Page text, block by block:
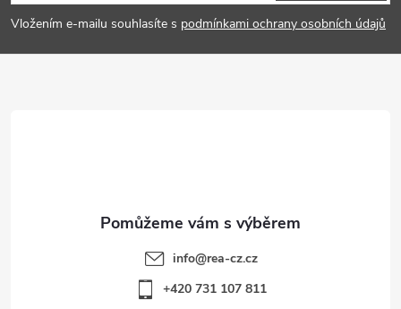
p
a
Vložením e-mailu souhlasíte s podmínkami ochrany osobních údajů
info@rea-cz.cz
+420 731 107 811